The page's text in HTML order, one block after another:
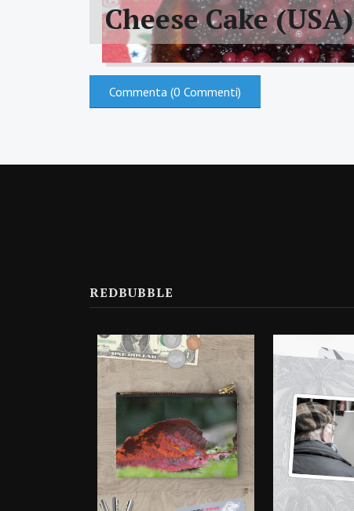
Cheese Cake (USA)
Commenta (0 Commenti)
REDBUBBLE